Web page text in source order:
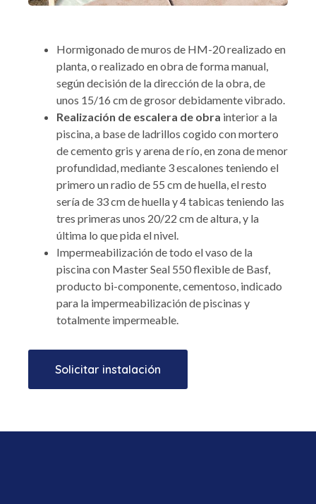
Hormigonado de muros de HM-20 realizado en
planta, o realizado en obra de forma manual,
según decisión de la dirección de la obra, de
unos 15/16 cm de grosor debidamente vibrado.
Realización de escalera de obra interior a la
piscina, a base de ladrillos cogido con mortero
de cemento gris y arena de río, en zona de menor
profundidad, mediante 3 escalones teniendo el
primero un radio de 55 cm de huella, el resto
sería de 33 cm de huella y 4 tabicas teniendo las
tres primeras unos 20/22 cm de altura, y la
última lo que pida el nivel.
Impermeabilización de todo el vaso de la
piscina con Master Seal 550 flexible de Basf,
producto bi-componente, cementoso, indicado
para la impermeabilización de piscinas y
totalmente impermeable.
Solicitar instalación